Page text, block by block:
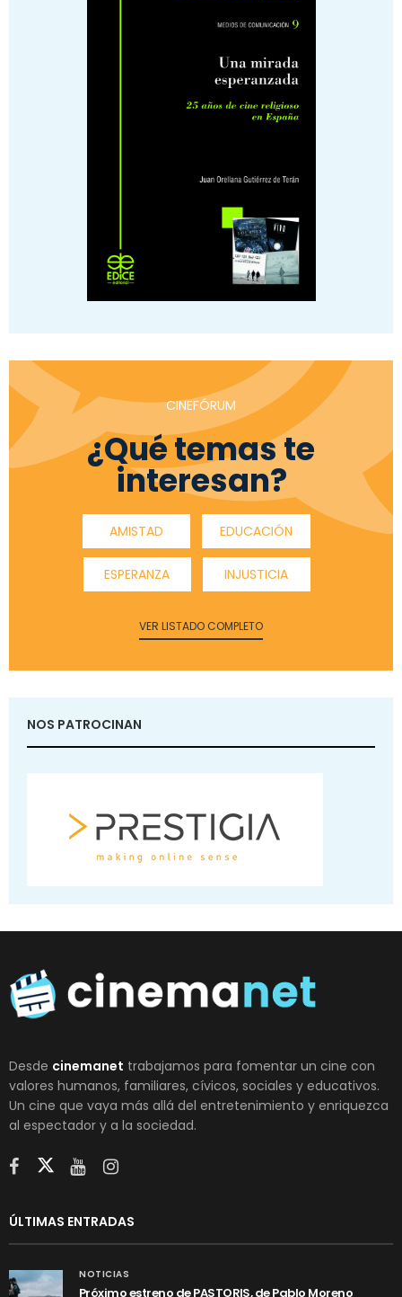
CINEFÓRUM
¿Qué temas te
interesan?
AMISTAD EDUCACIÓN
ESPERANZA INJUSTICIA
VER LISTADO COMPLETO
NOS PATROCINAN
Desde cinemanet trabajamos para fomentar un cine con
valores humanos, familiares, cívicos, sociales y educativos.
Un cine que vaya más allá del entretenimiento y enriquezca
al espectador y a la sociedad.
ÚLTIMAS ENTRADAS
NOTICIAS
Próximo estreno de PASTORIS, de Pablo Moreno